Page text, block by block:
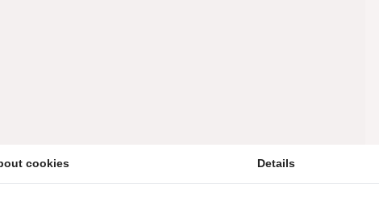
carbon onderdelen, waaronder carbon deuren, dak, motorkap met
cookies Details